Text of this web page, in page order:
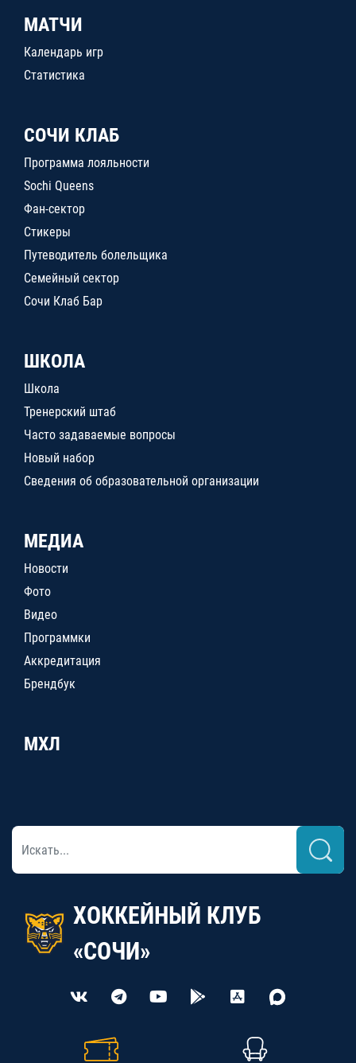
МАТЧИ
Календарь игр
Статистика
СОЧИ КЛАБ
Программа лояльности
Sochi Queens
Фан-сектор
Стикеры
Путеводитель болельщика
Семейный сектор
Сочи Клаб Бар
ШКОЛА
Школа
Тренерский штаб
Часто задаваемые вопросы
Новый набор
Сведения об образовательной организации
МЕДИА
Новости
Фото
Видео
Программки
Аккредитация
Брендбук
МХЛ
ХОККЕЙНЫЙ КЛУБ
«СОЧИ»